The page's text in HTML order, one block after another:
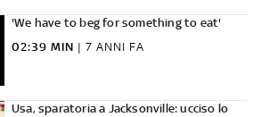
'We have to beg for something to eat'
02:39 MIN | 7 ANNI FA
Usa, sparatoria a Jacksonville: ucciso lo